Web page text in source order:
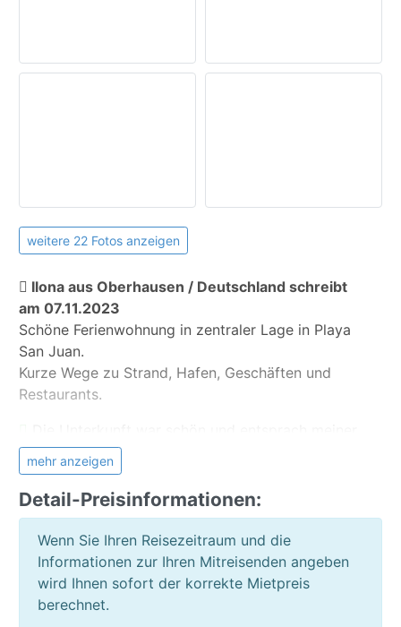
Gartenmöbel
weitere 22 Fotos anzeigen
Ilona aus Oberhausen / Deutschland schreibt
am 07.11.2023
Schöne Ferienwohnung in zentraler Lage in Playa
San Juan.
Kurze Wege zu Strand, Hafen, Geschäften und
Restaurants.
Erwartung
Die Unterkunft war gut und korrekt beschrieben
Ja, ich würde wieder über Teneriffa Ferienhaus
buchen
mehr anzeigen
Detail-Preisinformationen:
Wenn Sie Ihren Reisezeitraum und die
Informationen zur Ihren Mitreisenden angeben
wird Ihnen sofort der korrekte Mietpreis
berechnet.